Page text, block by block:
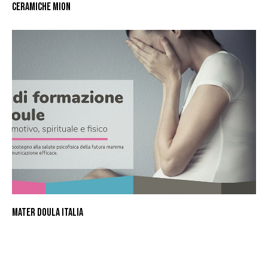
CERAMICHE MION
MATER DOULA ITALIA